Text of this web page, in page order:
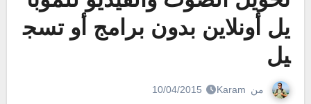
يل أونلاين بدون برامج أو تسج
يل
من Karam
10/04/2015